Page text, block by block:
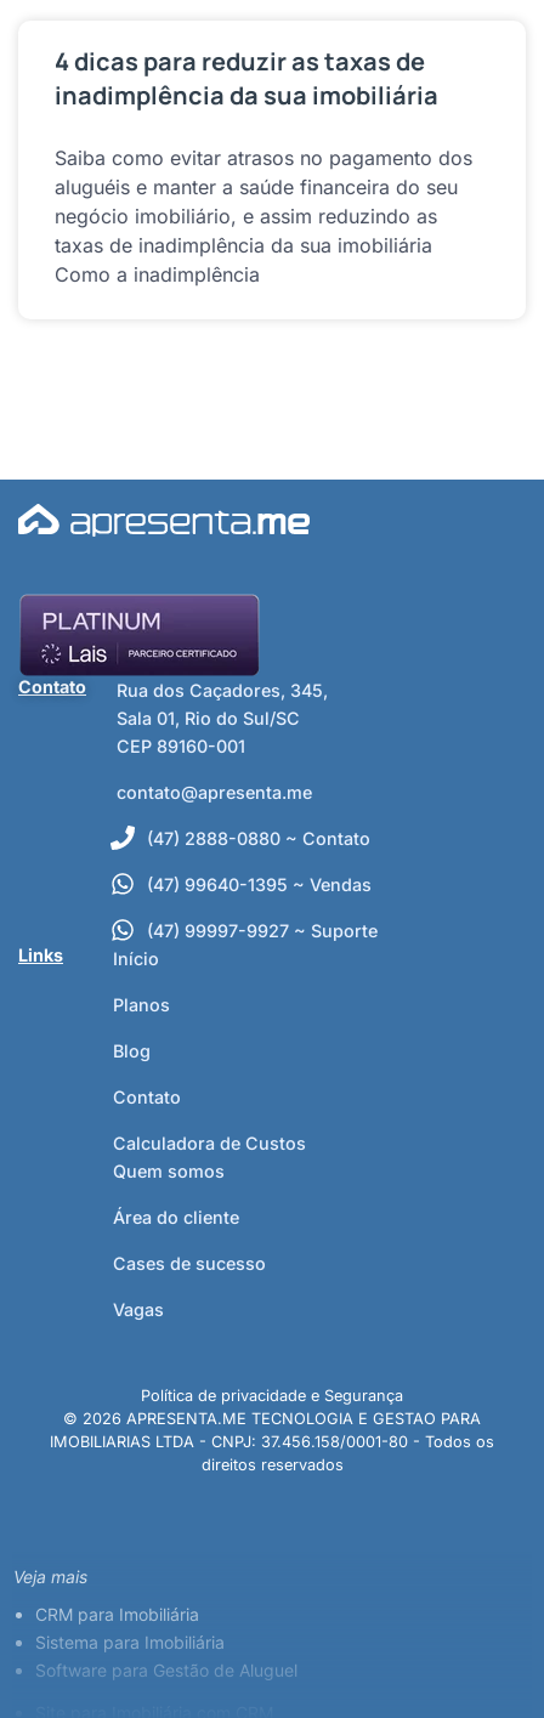
4 dicas para reduzir as taxas de
inadimplência da sua imobiliária
Saiba como evitar atrasos no pagamento dos
aluguéis e manter a saúde financeira do seu
negócio imobiliário, e assim reduzindo as
taxas de inadimplência da sua imobiliária
Como a inadimplência
Contato
Rua dos Caçadores, 345,
Sala 01, Rio do Sul/SC
CEP 89160-001
contato@apresenta.me
(47) 2888-0880 ~ Contato
(47) 99640-1395 ~ Vendas
(47) 99997-9927 ~ Suporte
Links
Início
Planos
Blog
Contato
Calculadora de Custos
Quem somos
Área do cliente
Cases de sucesso
Vagas
© 2026 APRESENTA.ME TECNOLOGIA E GESTAO PARA
IMOBILIARIAS LTDA - CNPJ: 37.456.158/0001-80 - Todos os
direitos reservados
Política de privacidade e Segurança
Veja mais
CRM para Imobiliária
Sistema para Imobiliária
Software para Gestão de Aluguel